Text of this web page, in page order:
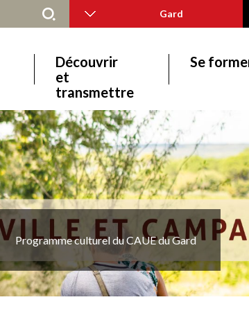
Gard
Découvrir
et
transmettre
Se
Programme culturel du CAUE du Gard